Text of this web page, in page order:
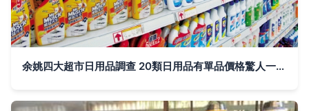
余姚四大超市日用品調查 20類日用品有單品價格驚人一致，市場或將迎來暗行動